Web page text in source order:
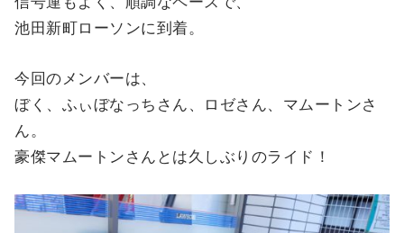
池田新町ローソンに到着。
今回のメンバーは、
ぼく、ふぃぼなっちさん、ロゼさん、マムートンさ
ん。
豪傑マムートンさんとは久しぶりのライド！